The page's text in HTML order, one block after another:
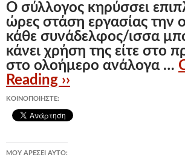
Ο σύλλογος κηρύσσει
ώρες στάση εργασίας την
κάθε συνάδελφος/ισσα
κάνει χρήση της είτε στο
στο ολοήμερο ανάλογα …
Reading ››
ΚΟΙΝΟΠΟΙΉΣΤΕ:
ΜΟΥ ΑΡΈΣΕΙ ΑΥΤΌ: